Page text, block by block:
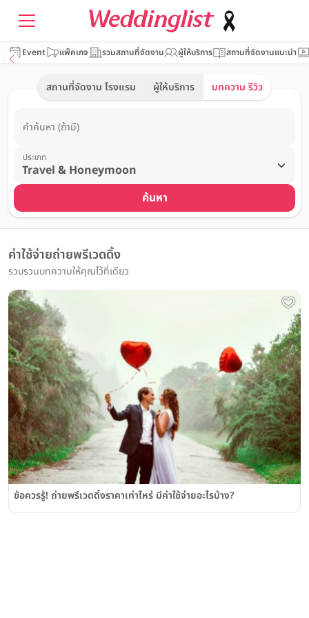
Event แพ็คเกจ รวมสถานที่จัดงาน ผู้ให้บริการ สถานที่จัดงานแนะนำ
สถานที่จัดงาน โรงแรม ผู้ให้บริการ บทความ รีวิว
คำค้นหา (ถ้ามี)
ประเภท
ค้นหา
ค่าใช้จ่ายถ่ายพรีเวดดิ้ง
รวบรวมบทความให้คุณไว้ที่เดียว
ข้อควรรู้! ถ่ายพรีเวดดิ้งราคาเท่าไหร่ มีค่าใช้จ่ายอะไรบ้าง?